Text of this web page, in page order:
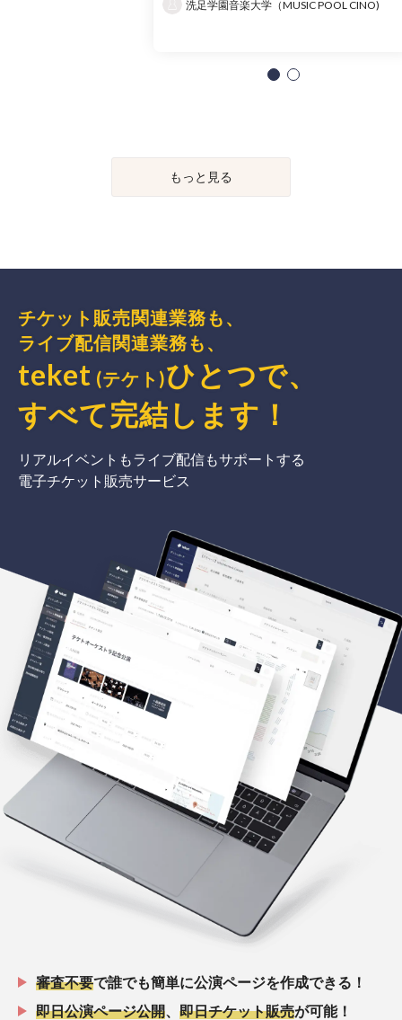
洗足学園音楽大学（MUSIC POOL CINO)
もっと見る
チケット販売関連業務も、
ライブ配信関連業務も、
teket (テケト)ひとつで、
すべて完結 します ！
リアルイベントもライブ配信もサポートする
電子チケット販売サービス
審査不要で誰でも簡単に公演ページを作成できる！
即日公演ページ公開
即日チケット販売が可能！